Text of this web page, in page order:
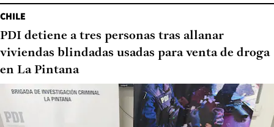
CHILE
PDI detiene a tres personas tras allanar
viviendas blindadas usadas para venta de droga
en La Pintana